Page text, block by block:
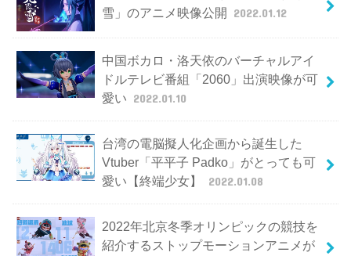
雪」のアニメ映像公開 2022.01.12
中国ボカロ・洛天依のバーチャルアイ
ドルテレビ番組「2060」出演映像が可
愛い 2022.01.10
台湾の電脳擬人化企画から誕生した
Vtuber「平平子 Padko」がとっても可
愛い【終端少女】
2022.01.08
2022年北京冬季オリンピックの競技を
紹介するストップモーションアニメが